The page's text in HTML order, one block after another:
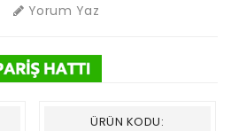
Yorum Yaz
ÜRÜN KODU: